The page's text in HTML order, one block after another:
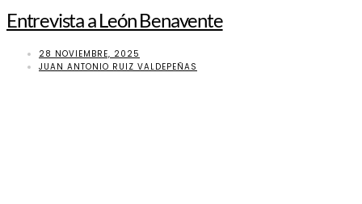
Entrevista a León Benavente
28 NOVIEMBRE, 2025
JUAN ANTONIO RUIZ VALDEPEÑAS